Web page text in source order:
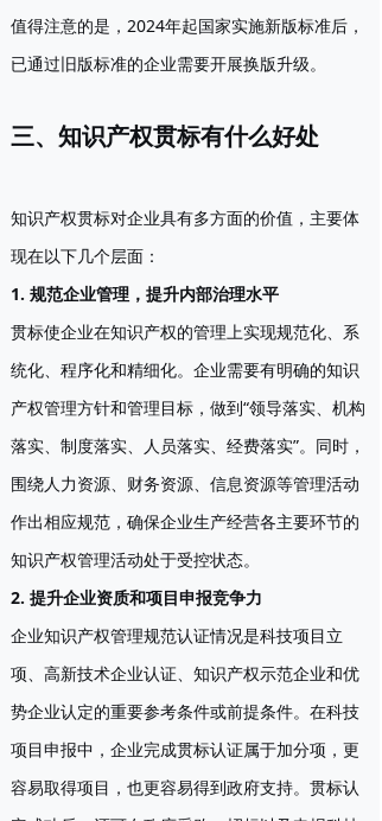
值得注意的是，2024年起国家实施新版标准后，
已通过旧版标准的企业需要开展换版升级。
三、知识产权贯标有什么好处
知识产权贯标对企业具有多方面的价值，主要体
现在以下几个层面：
1. 规范企业管理，提升内部治理水平
贯标使企业在知识产权的管理上实现规范化、系
统化、程序化和精细化。企业需要有明确的知识
产权管理方针和管理目标，做到“领导落实、机构
落实、制度落实、人员落实、经费落实”。同时，
围绕人力资源、财务资源、信息资源等管理活动
作出相应规范，确保企业生产经营各主要环节的
知识产权管理活动处于受控状态。
2. 提升企业资质和项目申报竞争力
企业知识产权管理规范认证情况是科技项目立
项、高新技术企业认证、知识产权示范企业和优
势企业认定的重要参考条件或前提条件。在科技
项目申报中，企业完成贯标认证属于加分项，更
容易取得项目，也更容易得到政府支持。贯标认